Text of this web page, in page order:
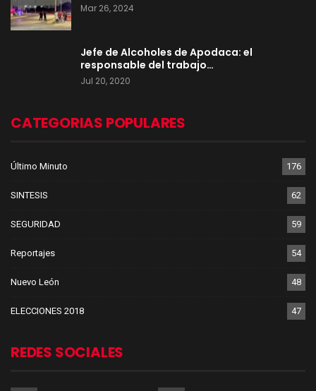
Mar 26, 2024
Jefe de Alcoholes de Apodaca: el
responsable del trabajo…
Jul 20, 2020
CATEGORIAS POPULARES
Último Minuto 176
SINTESIS 62
SEGURIDAD 59
Reportajes 54
Nuevo León 48
ELECCIONES 2018 47
REDES SOCIALES